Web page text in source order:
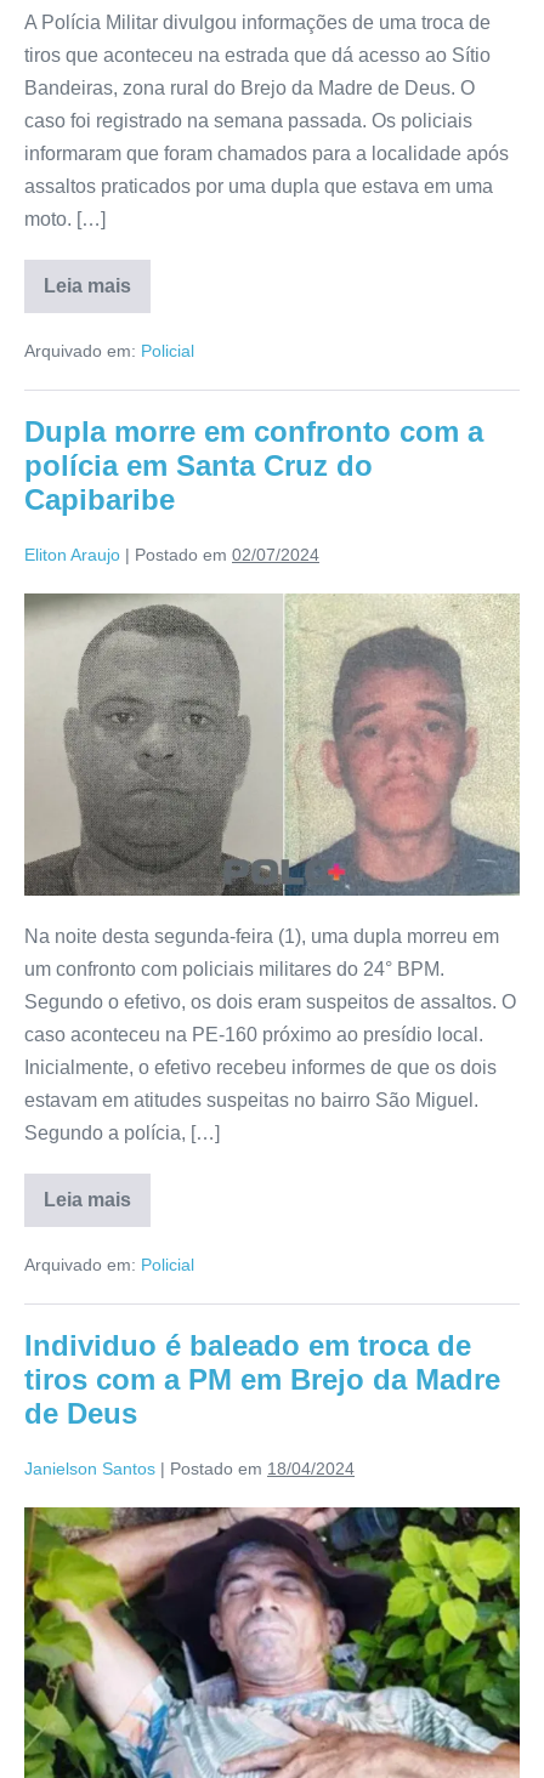
A Polícia Militar divulgou informações de uma troca de
tiros que aconteceu na estrada que dá acesso ao Sítio
Bandeiras, zona rural do Brejo da Madre de Deus. O
caso foi registrado na semana passada. Os policiais
informaram que foram chamados para a localidade após
assaltos praticados por uma dupla que estava em uma
moto. […]
Leia mais
Arquivado em: Policial
Dupla morre em confronto com a
polícia em Santa Cruz do
Capibaribe
Eliton Araujo | Postado em 02/07/2024
Na noite desta segunda-feira (1), uma dupla morreu em
um confronto com policiais militares do 24° BPM.
Segundo o efetivo, os dois eram suspeitos de assaltos. O
caso aconteceu na PE-160 próximo ao presídio local.
Inicialmente, o efetivo recebeu informes de que os dois
estavam em atitudes suspeitas no bairro São Miguel.
Segundo a polícia, […]
Leia mais
Arquivado em: Policial
Individuo é baleado em troca de
tiros com a PM em Brejo da Madre
de Deus
Janielson Santos | Postado em 18/04/2024